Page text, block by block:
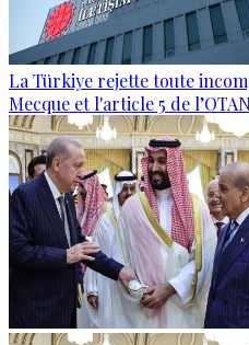
La Türkiye rejette toute
Mecque et l'article 5 de l’OTAN